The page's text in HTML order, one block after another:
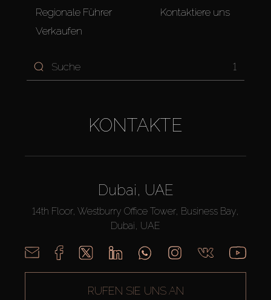
Regionale Führer
Verkaufen
Kontaktiere uns
1
KONTAKTE
Dubai, UAE
14th Floor, Westburry Office Tower, Business Bay,
Dubai, UAE
RUFEN SIE UNS AN